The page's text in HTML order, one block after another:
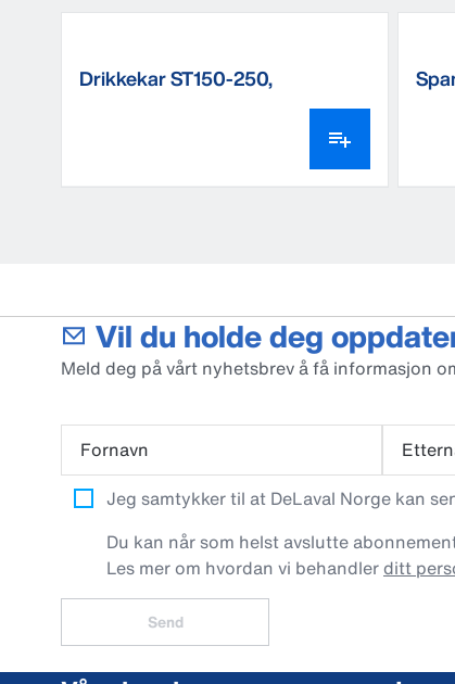
Drikkekar ST150-250,
Vil du holde deg
Meld deg på vårt nyhetsbrev å få informasjon
Fornavn
Jeg samtykker til at DeLaval Norge kan
Du kan når som helst avslutte
Les mer om hvordan vi behandlerditt
Send